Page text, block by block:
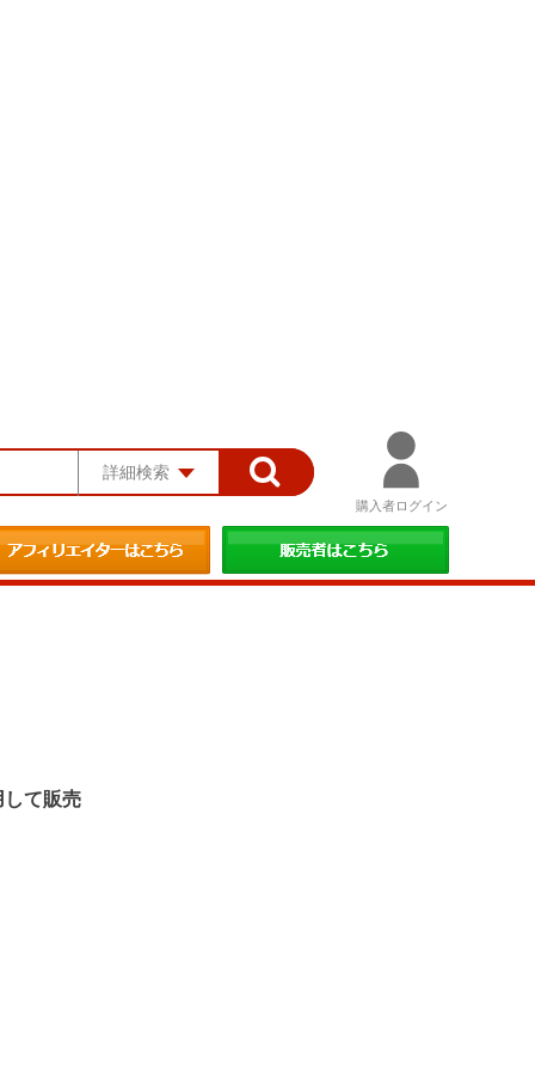
詳細検索
購入者ログイン
して販売